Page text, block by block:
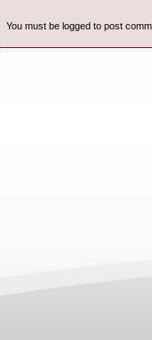
You must be logged to post